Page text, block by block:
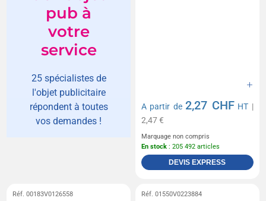
pub à
votre
service
25 spécialistes de
l'objet publicitaire
répondent à toutes
vos demandes !
A partir de2,27 CHF HT |
2,47 €
Marquage non compris
En stock : 205 492 articles
DEVIS EXPRESS
Réf. 00183V0126558 Réf. 01550V0223884